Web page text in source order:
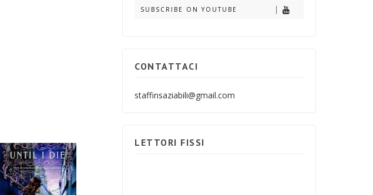
SUBSCRIBE ON YOUTUBE
CONTATTACI
staffinsaziabili@gmail.com
LETTORI FISSI